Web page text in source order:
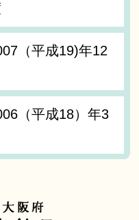
（平成19)年12
（平成18）年3